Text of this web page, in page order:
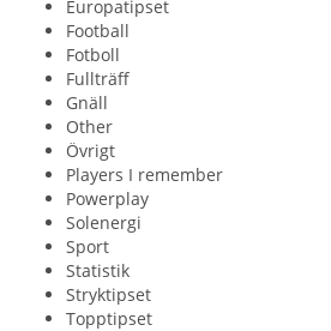
Europatipset
Football
Fotboll
Fullträff
Gnäll
Other
Övrigt
Players I remember
Powerplay
Solenergi
Sport
Statistik
Stryktipset
Topptipset